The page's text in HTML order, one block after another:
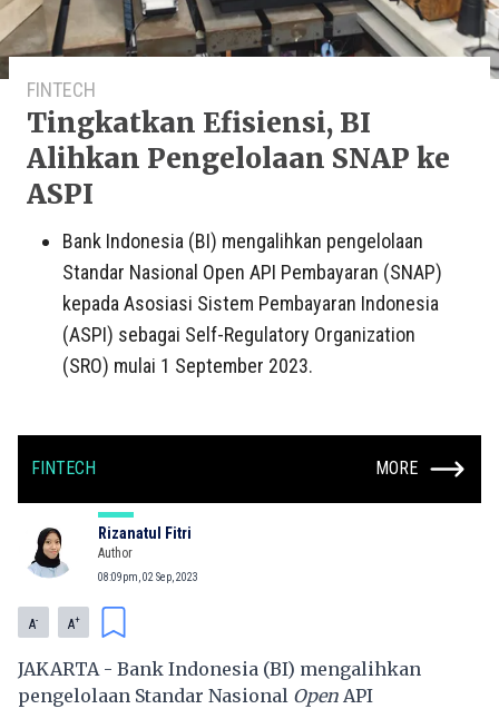
FINTECH
Tingkatkan Efisiensi, BI
Alihkan Pengelolaan SNAP ke
ASPI
Bank Indonesia (BI) mengalihkan pengelolaan
Standar Nasional Open API Pembayaran (SNAP)
kepada Asosiasi Sistem Pembayaran Indonesia
(ASPI) sebagai Self-Regulatory Organization
(SRO) mulai 1 September 2023.
FINTECH MORE
Rizanatul Fitri
Author
08:09pm, 02 Sep, 2023
A- A+
JAKARTA - Bank Indonesia (BI) mengalihkan
pengelolaan Standar Nasional Open API